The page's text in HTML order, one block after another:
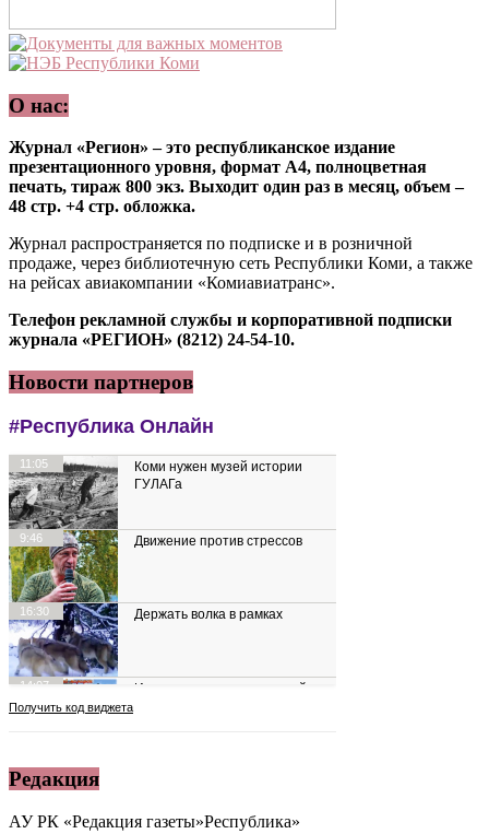
О нас:
Журнал «Регион» – это республиканское издание
презентационного уровня, формат А4, полноцветная
печать, тираж 800 экз. Выходит один раз в месяц, объем –
48 стр. +4 стр. обложка.
Журнал распространяется по подписке и в розничной
продаже, через библиотечную сеть Республики Коми, а также
на рейсах авиакомпании «Комиавиатранс».
Телефон рекламной службы и корпоративной подписки
журнала «РЕГИОН» (8212) 24-54-10.
Новости партнеров
Редакция
АУ РК «Редакция газеты»Республика»